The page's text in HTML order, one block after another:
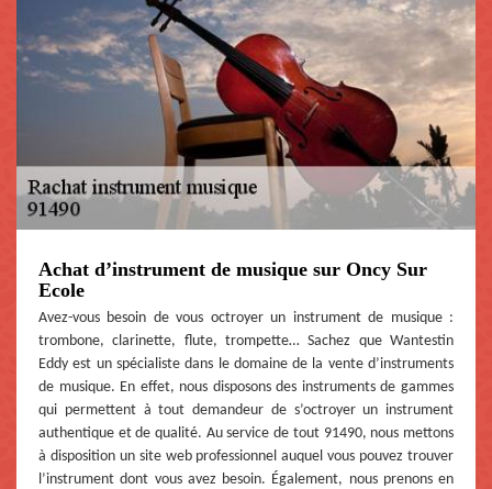
Achat d’instrument de musique sur Oncy Sur
Ecole
Avez-vous besoin de vous octroyer un instrument de musique :
trombone, clarinette, flute, trompette… Sachez que Wantestin
Eddy est un spécialiste dans le domaine de la vente d’instruments
de musique. En effet, nous disposons des instruments de gammes
qui permettent à tout demandeur de s’octroyer un instrument
authentique et de qualité. Au service de tout 91490, nous mettons
à disposition un site web professionnel auquel vous pouvez trouver
l’instrument dont vous avez besoin. Également, nous prenons en